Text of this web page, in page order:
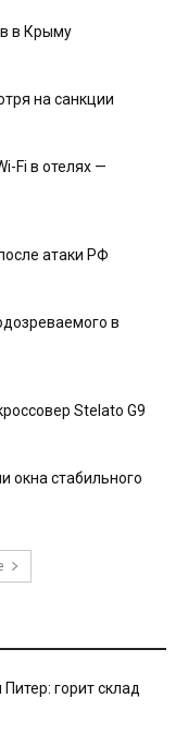
в Крыму
на санкции
Fi в отелях —
атаки РФ
в
Stelato G9
окна стабильного
горит склад